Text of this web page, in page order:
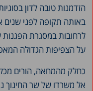
הזדמנות טובה לדון
באותה תקופה לפני שנים
לרחובות במסגרת
על הצפיפות הגדולה
כחלק מהמחאה, הורים
אל משרדו של שר החינוך